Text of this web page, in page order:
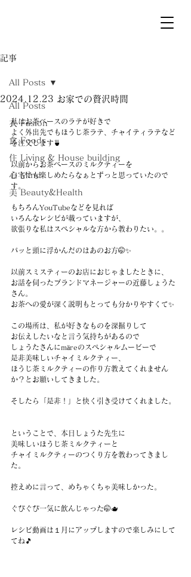
記事
All Posts
衣 Fasion
食 Foods
住 Living & House building
心 Mind
美 Beauty&Health
All Posts
2024.12.23 お家での贅沢時間
私はお茶ベースのラテが好きで
よく外出先でもほうじ茶ラテ、チャイティラテなど
を注文します🍵
以前からお茶ベースのミルクティーを
自宅でも楽しめたらなぁとずっと思っていたので
す。
もちろんYouTubeなどを見れば
いろんなレシピが載っていますが、
欲張りな私はスペシャルな方から教わりたい。。
パッと頭に浮かんだのはあのお方🤭✨
以前スミスティーのお店におじゃましたときに、
お話を伺ったブランドマネージャーの近藤しょうた
さん。
お茶への愛が深く説明もとっても分かりやすくて✨
この場所は、私が好きなものを深掘りして
お伝えしたいなと言う気持ちがあるので
しょうたさんにmäreのスペシャルムービーで
是非美味しいチャイミルクティー、
ほうじ茶ミルクティーの作り方教えてくれません
か？とお願いしてきました。
そしたら「是非！」と快く引き受けてくれました。
ということで、本日しょうた先生に
美味しいほうじ茶ミルクティーと
チャイミルクティーのつくり方を教わってきまし
た。
控えめに言って、めちゃくちゃ美味しかった。
ぐびぐび一気に飲んじゃった🤭🫖
レシピ動画は１月にアップしますので楽しみにして
てね🎵